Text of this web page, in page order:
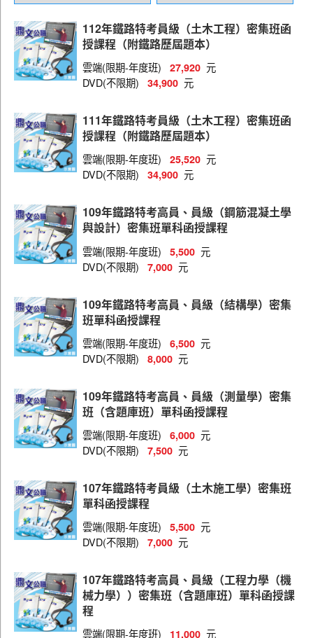
佐級（場站調車）
佐級（機械工程）
佐級（機檢工程）
佐級（電力工程）
佐級（電子工程）
佐級（養路工程）
員級（人事行政）
員級（地政）
員級（材料管理）
員級（事務管理）
員級（法律廉政）
員級（財經廉政）
員級（統計）
員級（會計）
員級（資訊處理）
員級（運輸營業）
員級（電子工程）
員級（機械工程）
員級（機檢工程）
高員、員級共同科目
高員（人事行政）
高員（土木工程）
112年鐵路特考員級（土木工程）密集班函
授課程（附鐵路歷屆題本）
雲端(限期-年度班) 27,920 元
DVD(不限期)
34,900 元
111年鐵路特考員級（土木工程）密集班函
授課程（附鐵路歷屆題本）
雲端(限期-年度班) 25,520 元
DVD(不限期)
34,900 元
109年鐵路特考高員、員級（鋼筋混凝土學
與設計）密集班單科函授課程
雲端(限期-年度班) 5,500 元
DVD(不限期)
7,000 元
109年鐵路特考高員、員級（結構學）密集
班單科函授課程
雲端(限期-年度班) 6,500 元
DVD(不限期)
8,000 元
109年鐵路特考高員、員級（測量學）密集
班（含題庫班）單科函授課程
雲端(限期-年度班) 6,000 元
DVD(不限期)
7,500 元
107年鐵路特考員級（土木施工學）密集班
單科函授課程
雲端(限期-年度班) 5,500 元
DVD(不限期)
7,000 元
107年鐵路特考高員、員級（工程力學（機
械力學））密集班（含題庫班）單科函授課
程
雲端(限期-年度班) 11,000 元